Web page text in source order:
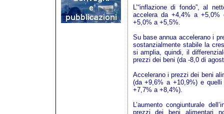
L’“inflazione di fondo”, al
accelera da +4,4% a
+5,0% a +5,5%.
Su base annua accelerano i
sostanzialmente stabile la
si amplia, quindi, il
prezzi dei beni (da -8,0 di
Accelerano i prezzi dei beni
(da +9,6% a +10,9%) e quelli
+7,7% a +8,4%).
L’aumento congiunturale
prezzi dei beni alimentari